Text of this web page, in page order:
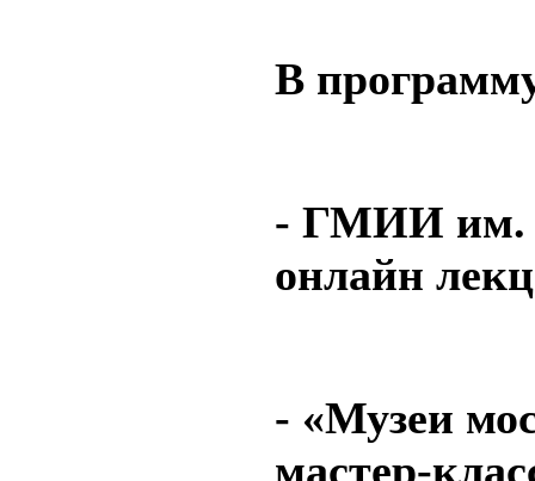
В
- ГМИИ им.
онлайн
- «Музеи
мастер-